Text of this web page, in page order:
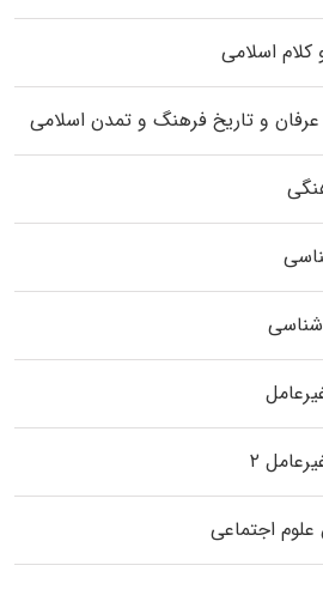
اسلامی
و تاریخ فرهنگ و تمدن اسلامی
شناسی
۲
اجتماعی